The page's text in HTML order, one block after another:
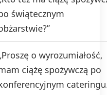
momentu
wycofania zgody.
danych, ich
sprostowania,
usunięcia,
ograniczenia
świątecznym
o wyrozumiałość,
ciążę spożywczą po